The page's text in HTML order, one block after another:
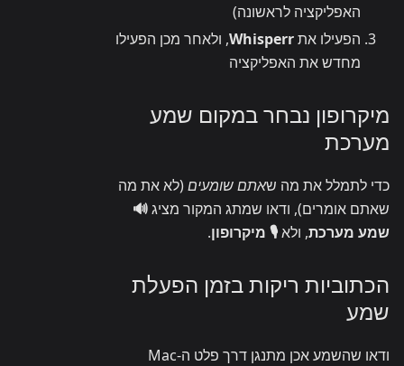
האפליקציה לראשונה)
הפעילו אתWhisperr, ולאחר מכן הפעילו
מחדש את האפליקציה
מיקרופון נבחר במקום שמע
מערכת
כדי לתמלל את מה שאתם שומעים(לא את מה
שאתם אומרים), ודאו שמתג המקור מציג🔊
שמע מערכת, ולא🎙️ מיקרופון.
הכתוביות ריקות בזמן הפעלת
שמע
ודאו שהשמע אכן מתנגן דרך פלט ה-Mac